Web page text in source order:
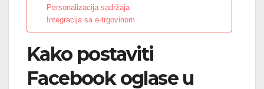
Personalizacija sadržaja
Integracija sa e-trgovinom
Kako postaviti
Facebook oglase u